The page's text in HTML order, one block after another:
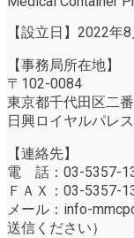
【設立日】2022年8
【事務局所在地】
〒102-0084
東京都千代田区二
日興ロイヤルパレ
【連絡先】
電 話：03-5357-
ＦＡＸ：03-5357-
メール：info-
送信ください）